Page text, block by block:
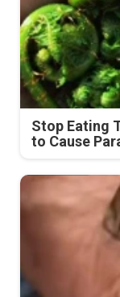
Stop Eating
to Cause